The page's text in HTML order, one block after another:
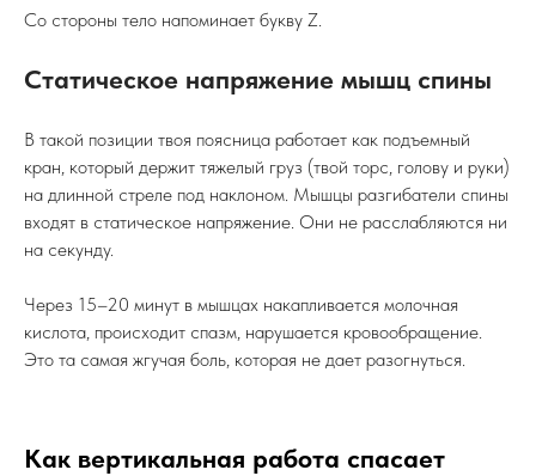
Со стороны тело напоминает букву Z.
Статическое напряжение мышц спины
В такой позиции твоя поясница работает как подъемный
кран, который держит тяжелый груз (твой торс, голову и руки)
на длинной стреле под наклоном. Мышцы разгибатели спины
входят в статическое напряжение. Они не расслабляются ни
на секунду.
Через 15–20 минут в мышцах накапливается молочная
кислота, происходит спазм, нарушается кровообращение.
Это та самая жгучая боль, которая не дает разогнуться.
Как вертикальная работа спасает